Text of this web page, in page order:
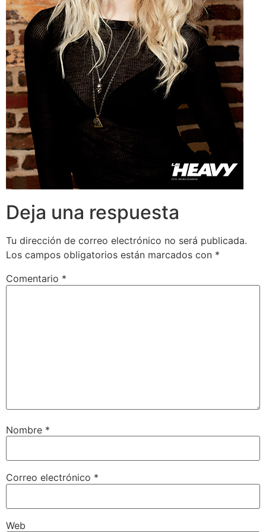
Deja una respuesta
Tu dirección de correo electrónico no será publicada.
Los campos obligatorios están marcados con *
Comentario *
Nombre *
Correo electrónico *
Web